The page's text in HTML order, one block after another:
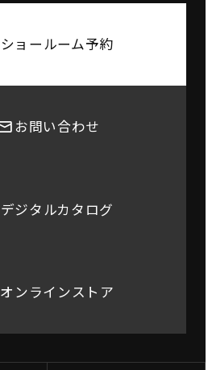
ショールーム予約
お問い合わせ
デジタルカタログ
オンラインストア